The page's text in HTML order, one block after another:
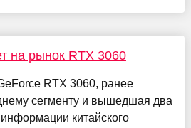
на рынок RTX 3060
RTX 3060, ранее
сегменту и вышедшая два
китайского